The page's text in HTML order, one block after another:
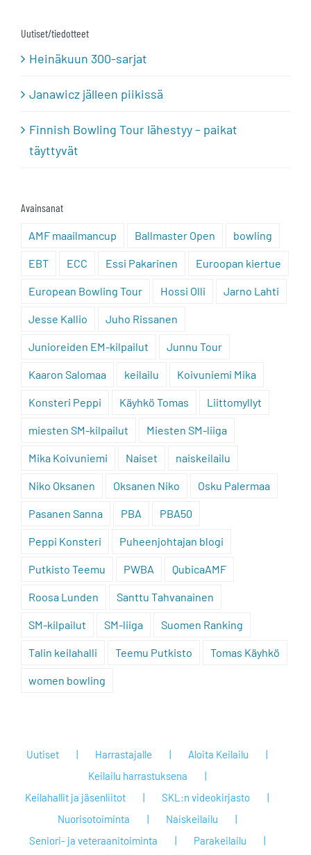
Uutiset/tiedotteet
Heinäkuun 300-sarjat
Janawicz jälleen piikissä
Finnish Bowling Tour lähestyy – paikat
täyttyvät
Avainsanat
AMF maailmancup Ballmaster Open bowling
EBT ECC Essi Pakarinen Euroopan kiertue
European Bowling Tour Hossi Olli Jarno Lahti
Jesse Kallio Juho Rissanen
Junioreiden EM-kilpailut Junnu Tour
Kaaron Salomaa keilailu Koivuniemi Mika
Konsteri Peppi Käyhkö Tomas Liittomyllyt
miesten SM-kilpailut Miesten SM-liiga
Mika Koivuniemi Naiset naiskeilailu
Niko Oksanen Oksanen Niko Osku Palermaa
Pasanen Sanna PBA PBA50
Peppi Konsteri Puheenjohtajan blogi
Putkisto Teemu PWBA QubicaAMF
Roosa Lunden Santtu Tahvanainen
SM-kilpailut SM-liiga Suomen Ranking
Talin keilahalli Teemu Putkisto Tomas Käyhkö
women bowling
Uutiset Harrastajalle
Aloita Keilailu
Keilailu harrastuksena
Keilahallit ja jäsenliitot
SKL:n videokirjasto
Nuorisotoiminta
Naiskeilailu
Seniori- ja veteraanitoiminta
Parakeilailu